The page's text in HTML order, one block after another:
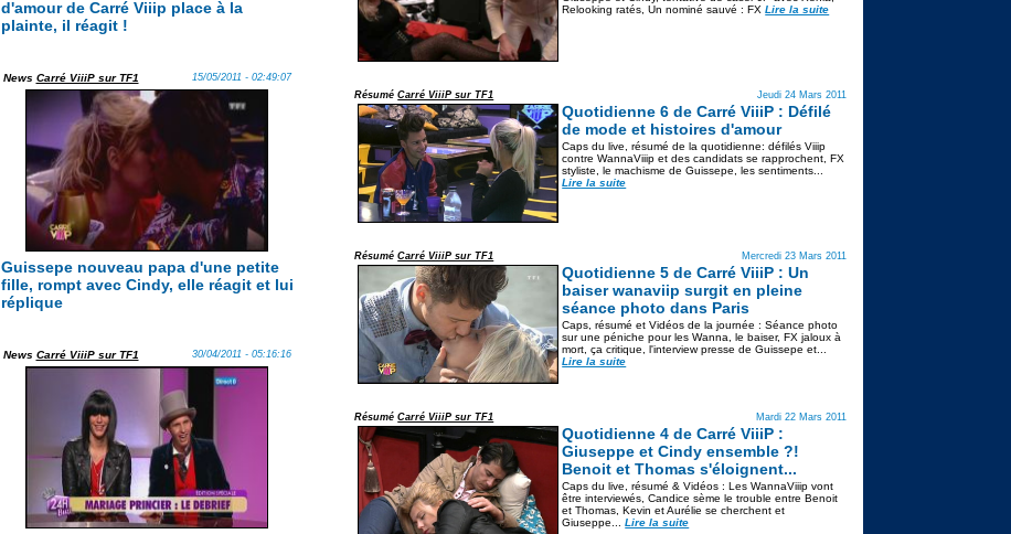
d'amour de Carré Viiip place à la
plainte, il réagit !
News Carré ViiiP sur TF1 15/05/2011 - 02:49:07
Guissepe nouveau papa d'une petite
fille, rompt avec Cindy, elle réagit et lui
réplique
News Carré ViiiP sur TF1 30/04/2011 - 05:16:16
Relooking ratés, Un nominé sauvé : FXLire la suite
RésuméCarré ViiiP sur TF1 Jeudi 24 Mars 2011
Quotidienne 6 de Carré ViiiP : Défilé
de mode et histoires d'amour
Caps du live, résumé de la quotidienne: défilés Viiip
contre WannaViiip et des candidats se rapprochent, FX
styliste, le machisme de Guissepe, les sentiments...
Lire la suite
RésuméCarré ViiiP sur TF1 Mercredi 23 Mars 2011
Quotidienne 5 de Carré ViiiP : Un
baiser wanaviip surgit en pleine
séance photo dans Paris
Caps, résumé et Vidéos de la journée : Séance photo
sur une péniche pour les Wanna, le baiser, FX jaloux à
mort, ça critique, l'interview presse de Guissepe et...
Lire la suite
RésuméCarré ViiiP sur TF1 Mardi 22 Mars 2011
Quotidienne 4 de Carré ViiiP :
Giuseppe et Cindy ensemble ?!
Benoit et Thomas s'éloignent...
Caps du live, résumé & Vidéos : Les WannaViiip vont
être interviewés, Candice sème le trouble entre Benoit
et Thomas, Kevin et Aurélie se cherchent et
Giuseppe...Lire la suite